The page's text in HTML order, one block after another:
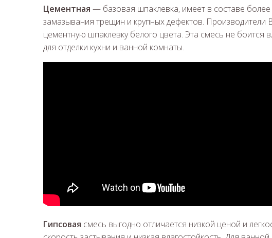
Цементная — базовая шпаклевка, имеет в составе
замазывания трещин и крупных дефектов.
цементную шпаклевку белого цвета. Эта смесь не боится
для отделки кухни и ванной комнаты.
Гипсовая смесь выгодно отличается низкой ценой и